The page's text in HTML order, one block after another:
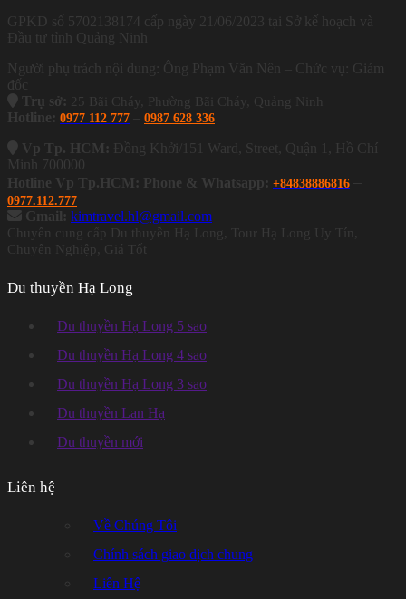
GPKD số 5702138174 cấp ngày 21/06/2023 tại Sở kế hoạch và
Đầu tư tỉnh Quảng Ninh
Người phụ trách nội dung: Ông Phạm Văn Nên – Chức vụ: Giám
đốc
Trụ sở:
25 Bãi Cháy, Phường Bãi Cháy, Quảng Ninh
Hotline: 0977 112 777 0987 628 336
Vp Tp. HCM: Đồng Khởi/151 Ward, Street, Quận 1, Hồ Chí
Minh 700000
Hotline Vp Tp.HCM: Phone & Whatsapp: +84838886816
0977.112.777
Gmail: kimtravel.hl@gmail.com
Chuyên cung cấp Du thuyền Hạ Long, Tour Hạ Long Uy Tín,
Chuyên Nghiệp, Giá Tốt
Du thuyền Hạ Long
Du thuyền Hạ Long 5 sao
Du thuyền Hạ Long 4 sao
Du thuyền Hạ Long 3 sao
Du thuyền Lan Hạ
Du thuyền mới
Liên hệ
Về Chúng Tôi
Chính sách giao dịch chung
Liên Hệ